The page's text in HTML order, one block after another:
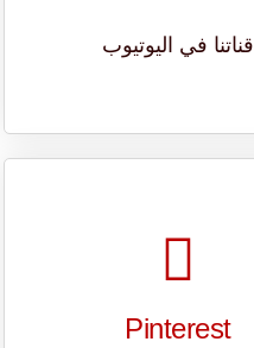
قناتنا في اليوتيوب
Pinterest